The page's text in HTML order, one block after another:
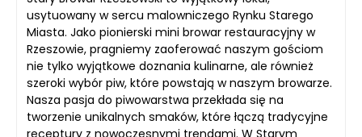
usytuowany w sercu malowniczego Rynku Starego
Miasta. Jako pionierski mini browar restauracyjny w
Rzeszowie, pragniemy zaoferować naszym gościom
nie tylko wyjątkowe doznania kulinarne, ale również
szeroki wybór piw, które powstają w naszym browarze.
Nasza pasja do piwowarstwa przekłada się na
tworzenie unikalnych smaków, które łączą tradycyjne
receptury z nowoczesnymi trendami. W Starym